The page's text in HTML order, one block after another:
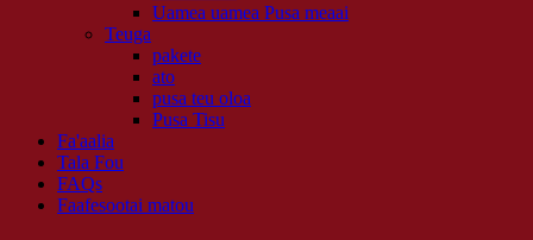
Uamea uamea Pusa meaai
Teuga
pakete
ato
pusa teu oloa
Pusa Tisu
Fa'aalia
Tala Fou
FAQs
Faafesootai matou